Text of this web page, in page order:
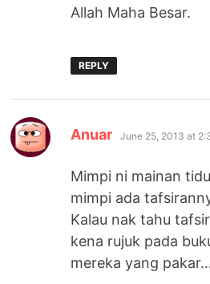
Allah Maha Besar.
REPLY
Anuar says:
June 25, 2013 at
Mimpi ni mainan
mimpi ada
Kalau nak tahu
kena rujuk pada
mereka yang